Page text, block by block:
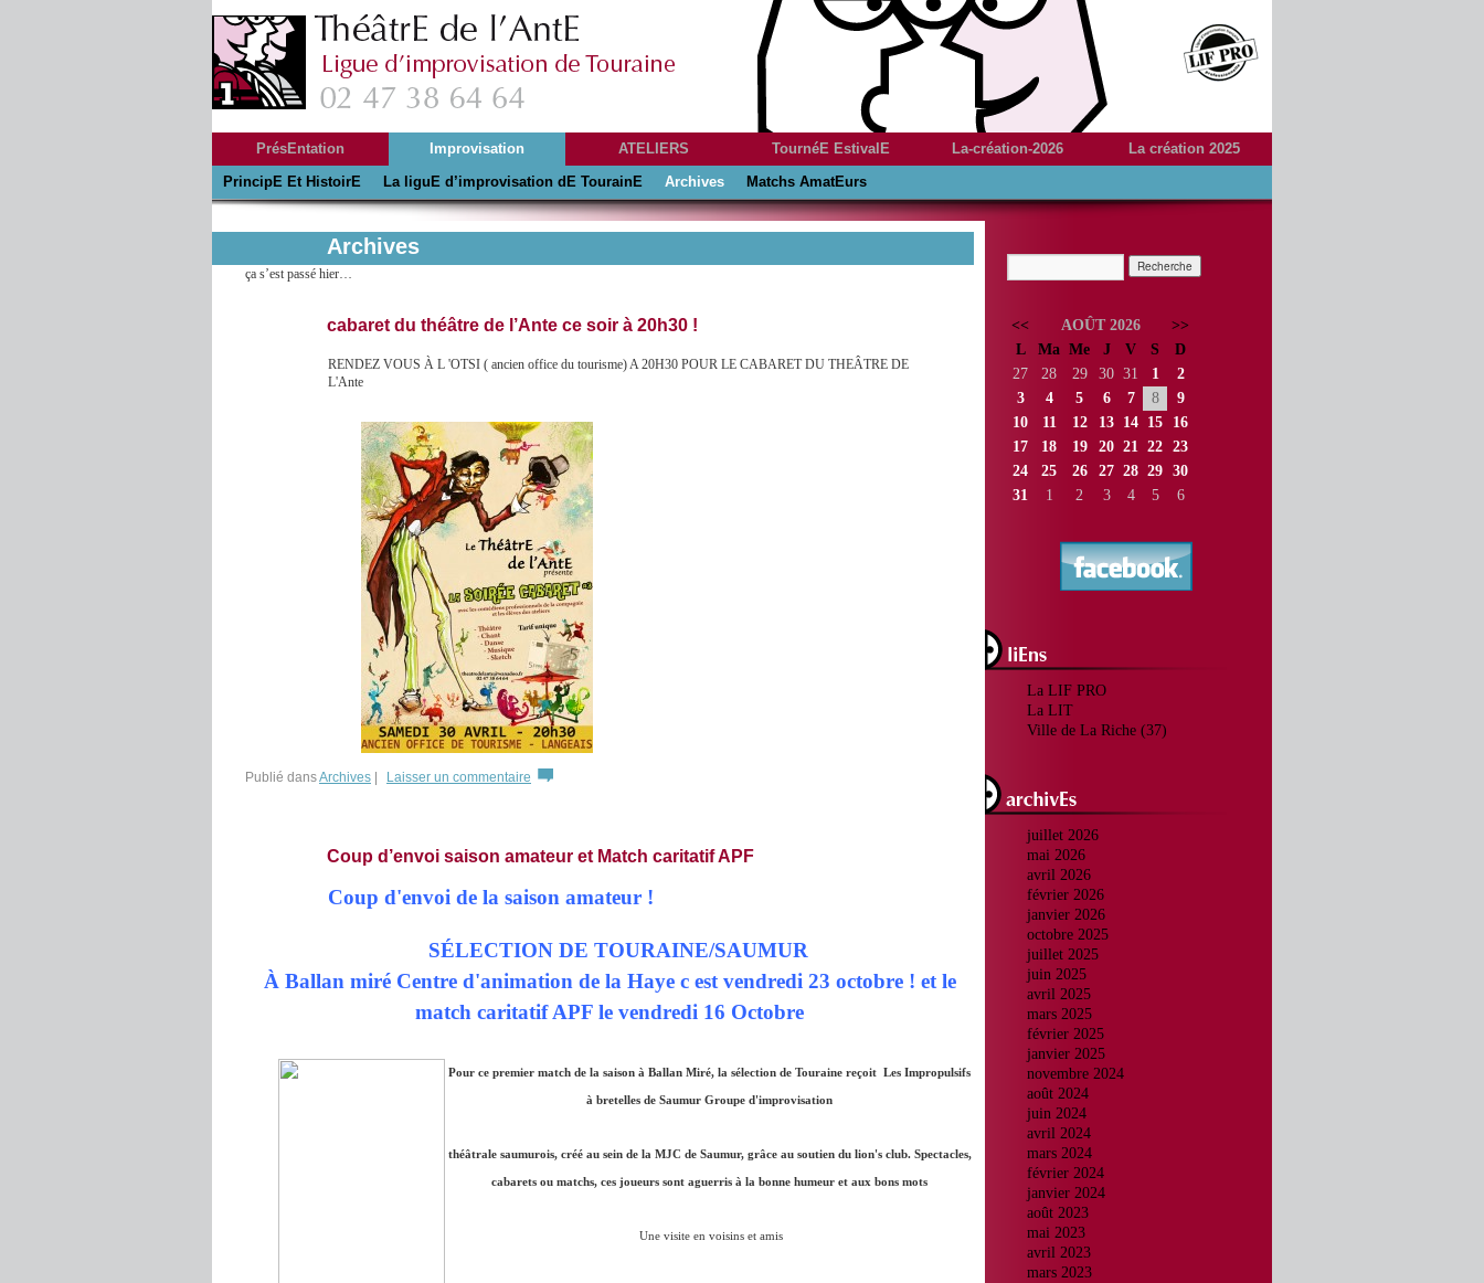
PrésEntation
Improvisation
PrincipE Et HistoirE
La liguE d’improvisation dE TourainE Archives Matchs AmatEurs
ATELIERS TournéE EstivalE La-création-2026
La création 2025
La création 2024
Souvenirs des
Tournées
Histoire
Archives
ça s’est passé hier…
cabaret du théâtre de l’Ante ce soir à 20h30 !
RENDEZ VOUS À L 'OTSI ( ancien office du tourisme) A 20H30 POUR LE CABARET DU THEÂTRE DE
L'Ante
Publié dansArchives Laisser un commentaire
Coup d’envoi saison amateur et Match caritatif APF
Coup d'envoi de la saison amateur !
SÉLECTION DE TOURAINE/SAUMUR
À Ballan miré Centre d'animation de la Haye c est vendredi 23 octobre ! et le
match caritatif APF le vendredi 16 Octobre
Pour ce premier match de la saison à Ballan Miré, la sélection de Touraine reçoit Les Impropulsifs
à bretelles de Saumur Groupe d'improvisation
théâtrale saumurois, créé au sein de la MJC de Saumur, grâce au soutien du lion's club. Spectacles,
cabarets ou matchs, ces joueurs sont aguerris à la bonne humeur et aux bons mots
Une visite en voisins et amis
<< AOÛT 2026
>>
L
Ma Me J V S
D
27
28 29 30 31 1
2
3
4 5 6 7 8
9
10
11 12 13 14 15
16
17
18 19 20 21 22 23
24
25 26 27 28 29 30
31
1 2 3 4 5 6
La LIF PRO
La LIT
Ville de La Riche (37)
juillet 2026
mai 2026
avril 2026
février 2026
janvier 2026
octobre 2025
juillet 2025
juin 2025
avril 2025
mars 2025
février 2025
janvier 2025
novembre 2024
août 2024
juin 2024
avril 2024
mars 2024
février 2024
janvier 2024
août 2023
mai 2023
avril 2023
mars 2023